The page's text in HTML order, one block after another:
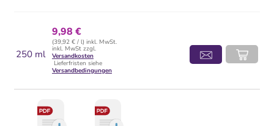
250 ml
9,98 €
(39,92 € / l) inkl. MwSt.
inkl. MwSt zzgl.
Versandkosten
Lieferfristen siehe
Versandbedingungen